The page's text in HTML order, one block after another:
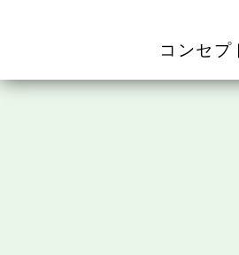
コンセプ